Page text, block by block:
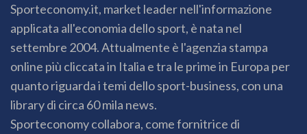
Sporteconomy.it, market leader nell'informazione
applicata all'economia dello sport, è nata nel
settembre 2004. Attualmente è l'agenzia stampa
online più cliccata in Italia e tra le prime in Europa per
quanto riguarda i temi dello sport-business, con una
library di circa 60 mila news.
Sporteconomy collabora, come fornitrice di